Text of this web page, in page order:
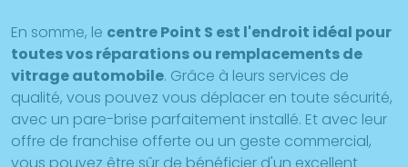
En somme, le centre Point S est l'endroit idéal pour
toutes vos réparations ou remplacements de
vitrage automobile. Grâce à leurs services de
qualité, vous pouvez vous déplacer en toute sécurité,
avec un pare-brise parfaitement installé. Et avec leur
offre de franchise offerte ou un geste commercial,
vous pouvez être sûr de bénéficier d'un excellent